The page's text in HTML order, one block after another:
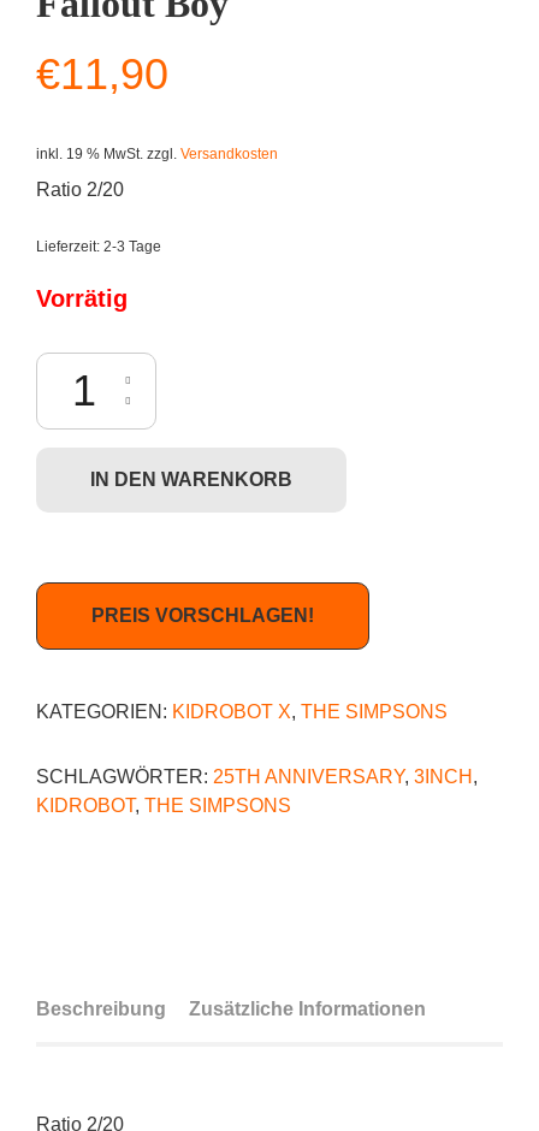
€11,90
inkl. 19 % MwSt. zzgl. Versandkosten
Ratio 2/20
Lieferzeit: 2-3 Tage
Vorrätig
Kidrobot x The Simpsons: 25th Anniversary Series - Fallout Boy Menge
IN DEN WARENKORB
PREIS VORSCHLAGEN!
KATEGORIEN: KIDROBOT X, THE SIMPSONS
SCHLAGWÖRTER: 25TH ANNIVERSARY, 3INCH ,
KIDROBOT, THE SIMPSONS
Beschreibung Zusätzliche Informationen
Ratio 2/20